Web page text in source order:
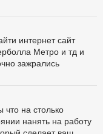
интернет сайт
Метро и тд и
зажрались
на столько
нанять на работу